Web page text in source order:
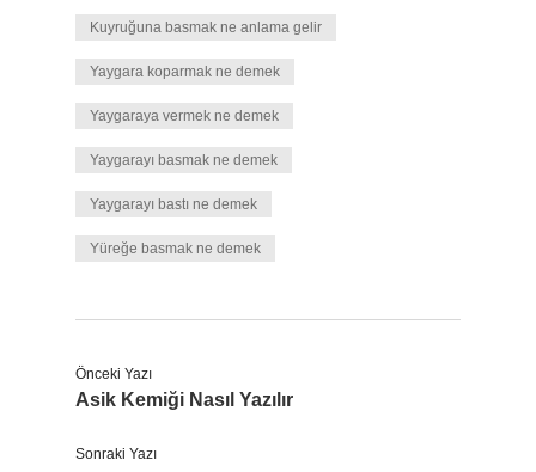
Kuyruğuna basmak ne anlama gelir
Yaygara koparmak ne demek
Yaygaraya vermek ne demek
Yaygarayı basmak ne demek
Yaygarayı bastı ne demek
Yüreğe basmak ne demek
Önceki Yazı
Asik Kemiği Nasıl Yazılır
Sonraki Yazı